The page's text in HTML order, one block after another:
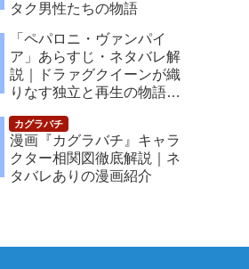
タク男性たちの物語
「ペパロニ・ヴァンパイ
ア」あらすじ・ネタバレ解
説｜ドラァグクイーンが織
りなす独立と再生の物語
漫画『カグラバチ』キャラ
クター相関図徹底解説｜ネ
タバレありの漫画紹介